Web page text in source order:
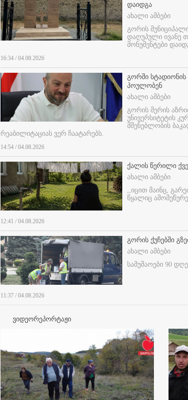
დაიდგა
ახალი ამბები
გორის
დაღუპული ივანე
მონუმენტები
16:34 / 04.08.2026
გორში სტადიონის
პოულობენ
ახალი ამბები
გორის მერის
უნივერსიტეტის
მშენებლობის
რეაბილიტაციას ვერ ჩაატარებს.
14:54 / 04.08.2026
ქალის წერილი
ახალი ამბები
,,იცით მაინც,
წყალიც
12:41 / 04.08.2026
გორის ქუჩებში
ახალი ამბები
სამუშაოები 90
11:37 / 04.08.2026
ვიდეორეპორტაჟი